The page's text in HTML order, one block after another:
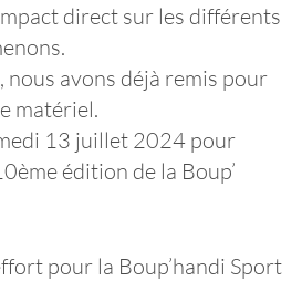
direct sur les différents
avons déjà remis pour
matériel.
13 juillet 2024 pour
édition de la Boup’
pour la Boup’handi Sport